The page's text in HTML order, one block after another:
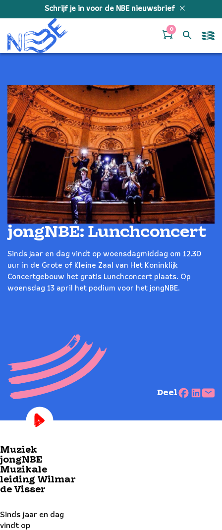
Schrijf je in voor de NBE nieuwsbrief
0
jongNBE: Lunchconcert
Sinds jaar en dag vindt op woensdagmiddag om 12.30
uur in de Grote of Kleine Zaal van Het Koninklijk
Concertgebouw het gratis Lunchconcert plaats. Op
woensdag 13 april het podium voor het jongNBE.
Deel
Muziek
jongNBE
Muzikale
leiding Wilmar
de Visser
Sinds jaar en dag
vindt op